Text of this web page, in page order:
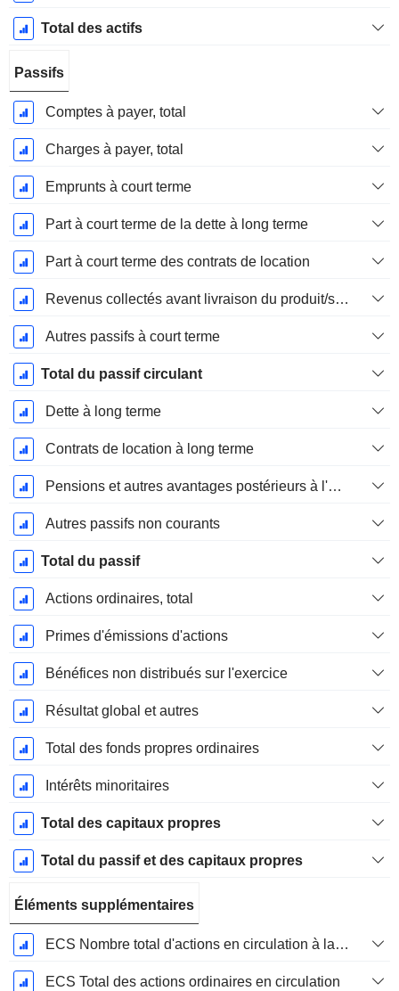
Total des actifs
Passifs
Comptes à payer, total
Charges à payer, total
Emprunts à court terme
Part à court terme de la dette à long terme
Part à court terme des contrats de location
Revenus collectés avant livraison du produit/service
Autres passifs à court terme
Total du passif circulant
Dette à long terme
Contrats de location à long terme
Pensions et autres avantages postérieurs à l'emploi
Autres passifs non courants
Total du passif
Actions ordinaires, total
Primes d'émissions d'actions
Bénéfices non distribués sur l'exercice
Résultat global et autres
Total des fonds propres ordinaires
Intérêts minoritaires
Total des capitaux propres
Total du passif et des capitaux propres
Éléments supplémentaires
ECS Nombre total d'actions en circulation à la date de dépôt
ECS Total des actions ordinaires en circulation